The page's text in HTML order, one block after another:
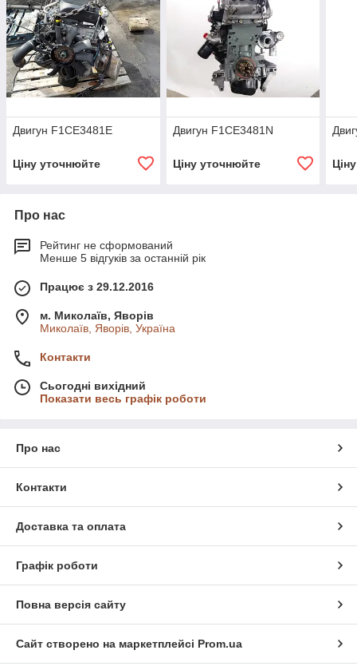
Двигун F1CE3481E
Ціну уточнюйте
Двигун F1CE3481N
Ціну уточнюйте
Про нас
Рейтинг не сформований
Менше 5 відгуків за останній рік
Працює з 29.12.2016
м. Миколаїв, Яворів
Миколаїв, Яворів, Україна
Контакти
Сьогодні вихідний
Показати весь графік роботи
Про нас
Контакти
Доставка та оплата
Графік роботи
Повна версія сайту
Сайт створено на маркетплейсі Prom.ua